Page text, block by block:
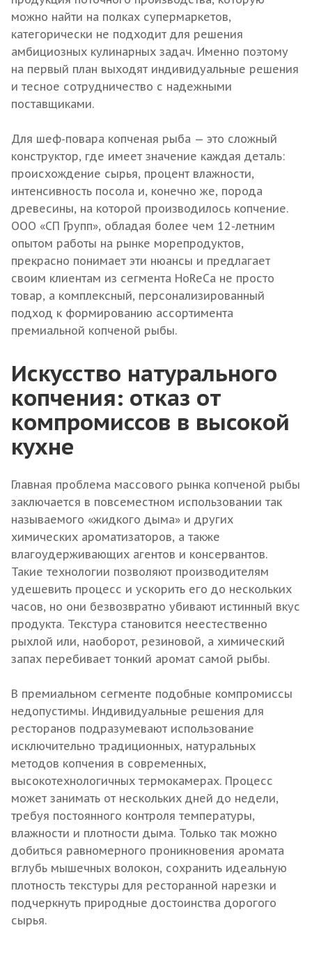
можно найти на полках супермаркетов,
категорически не подходит для решения
амбициозных кулинарных задач. Именно поэтому
на первый план выходят индивидуальные решения
и тесное сотрудничество с надежными
поставщиками.
Для шеф-повара копченая рыба — это сложный
конструктор, где имеет значение каждая деталь:
происхождение сырья, процент влажности,
интенсивность посола и, конечно же, порода
древесины, на которой производилось копчение.
ООО «СП Групп», обладая более чем 12-летним
опытом работы на рынке морепродуктов,
прекрасно понимает эти нюансы и предлагает
своим клиентам из сегмента HoReCa не просто
товар, а комплексный, персонализированный
подход к формированию ассортимента
премиальной копченой рыбы.
Искусство натурального
копчения: отказ от
компромиссов в высокой
кухне
Главная проблема массового рынка копченой рыбы
заключается в повсеместном использовании так
называемого «жидкого дыма» и других
химических ароматизаторов, а также
влагоудерживающих агентов и консервантов.
Такие технологии позволяют производителям
удешевить процесс и ускорить его до нескольких
часов, но они безвозвратно убивают истинный вкус
продукта. Текстура становится неестественно
рыхлой или, наоборот, резиновой, а химический
запах перебивает тонкий аромат самой рыбы.
В премиальном сегменте подобные компромиссы
недопустимы. Индивидуальные решения для
ресторанов подразумевают использование
исключительно традиционных, натуральных
методов копчения в современных,
высокотехнологичных термокамерах. Процесс
может занимать от нескольких дней до недели,
требуя постоянного контроля температуры,
влажности и плотности дыма. Только так можно
добиться равномерного проникновения аромата
вглубь мышечных волокон, сохранить идеальную
плотность текстуры для ресторанной нарезки и
подчеркнуть природные достоинства дорогого
сырья.